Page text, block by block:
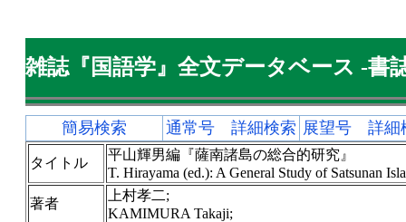
雑誌『国語学』全文データベース -書
簡易検索 通常号 詳細検索 展望号 詳細
タイトル
平山輝男編『薩南諸島の総合的研究』
T. Hirayama (ed.): A General Study of Satsunan
著者
上村孝二;
KAMIMURA Takaji;